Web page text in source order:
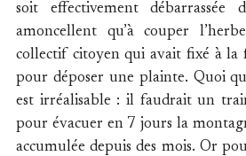
soit effectivement débarrassée
amoncellent qu’à couper
collectif citoyen qui avait fixé à
pour déposer une plainte. Quoi
est irréalisable : il faudrait un
pour évacuer en 7 jours la
accumulée depuis des mois. Or